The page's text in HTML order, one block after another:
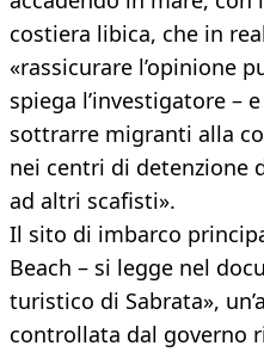
costiera libica, che in
«rassicurare l’opinione
spiega l’investigatore –
sottrarre migranti alla
nei centri di detenzione
ad altri scafisti».
Il sito di imbarco
Beach – si legge nel
turistico di Sabrata»,
controllata dal governo